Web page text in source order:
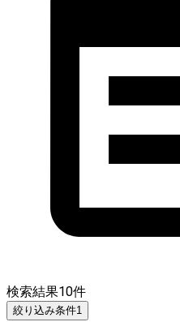
検索結果10件
絞り込み条件1